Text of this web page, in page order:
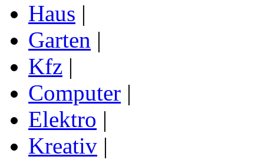
Haus |
Garten |
Kfz |
Computer |
Elektro |
Kreativ |